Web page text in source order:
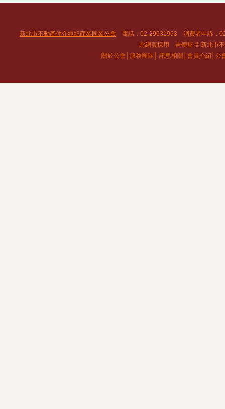
新北市不動產仲介經紀商業同業公會 電話：02-29631953 消費者申訴：
此網頁採用 吉便屋 © 新北市
關於公會│ 服務團隊│ 訊息相關│ 會員介紹│ 公